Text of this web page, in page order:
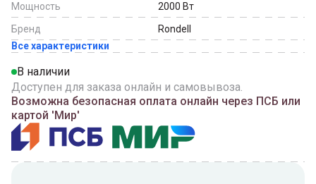
Мощность
2000 Вт
Бренд
Rondell
Все характеристики
В наличии
Доступен для заказа онлайн и самовывоза.
Возможна безопасная оплата онлайн через ПСБ или
картой 'Мир'